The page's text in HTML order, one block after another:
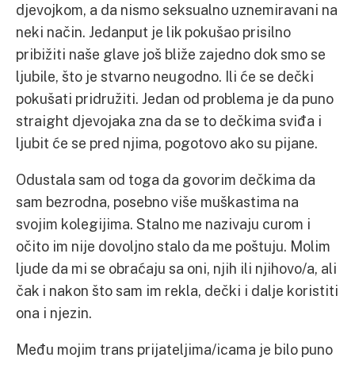
djevojkom, a da nismo seksualno uznemiravani na
neki način. Jedanput je lik pokušao prisilno
pribižiti naše glave još bliže zajedno dok smo se
ljubile, što je stvarno neugodno. Ili će se dečki
pokušati pridružiti. Jedan od problema je da puno
straight djevojaka zna da se to dečkima sviđa i
ljubit će se pred njima, pogotovo ako su pijane.
Odustala sam od toga da govorim dečkima da
sam bezrodna, posebno više muškastima na
svojim kolegijima. Stalno me nazivaju curom i
očito im nije dovoljno stalo da me poštuju. Molim
ljude da mi se obraćaju sa oni, njih ili njihovo/a, ali
čak i nakon što sam im rekla, dečki i dalje koristiti
ona i njezin.
Među mojim trans prijateljima/icama je bilo puno